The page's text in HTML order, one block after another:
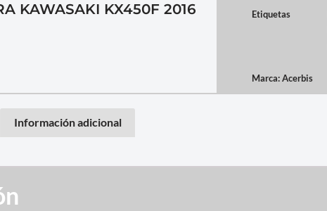
KAWASAKI KX450F 2016
Etiquetas
Marca:Acerbis
Información adicional